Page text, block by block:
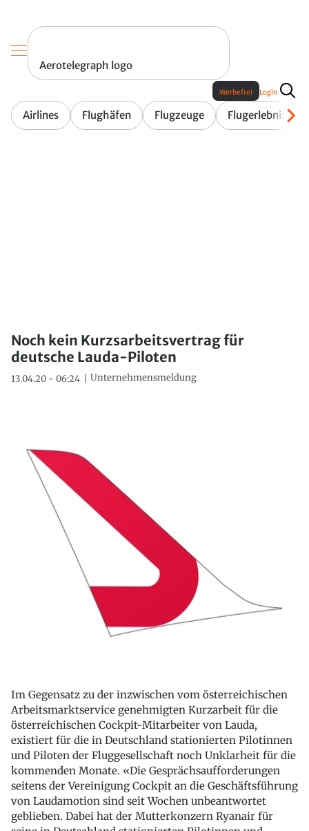
Aerotelegraph logo
Airlines Flughäfen Flugzeuge Flugerlebnis
Werbefrei Login
Noch kein Kurzsarbeitsvertrag für
deutsche Lauda-Piloten
13.04.20 - 06:24 Unternehmensmeldung
Im Gegensatz zu der inzwischen vom österreichischen
Arbeitsmarktservice genehmigten Kurzarbeit für die
österreichischen Cockpit-Mitarbeiter von Lauda,
existiert für die in Deutschland stationierten Pilotinnen
und Piloten der Fluggesellschaft noch Unklarheit für die
kommenden Monate. «Die Gesprächsaufforderungen
seitens der Vereinigung Cockpit an die Geschäftsführung
von Laudamotion sind seit Wochen unbeantwortet
geblieben. Dabei hat der Mutterkonzern Ryanair für